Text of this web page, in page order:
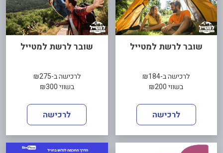
שובר לרשת למטייל
לרכישה ב-₪184
בשווי ₪200
לרכישה
שובר לרשת למטייל
לרכישה ב-₪275
בשווי ₪300
לרכישה